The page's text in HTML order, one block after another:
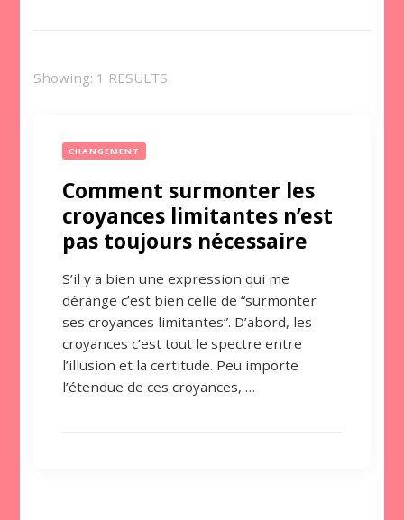
Showing: 1 RESULTS
CHANGEMENT
Comment surmonter les
croyances limitantes n’est
pas toujours nécessaire
S’il y a bien une expression qui me
dérange c’est bien celle de “surmonter
ses croyances limitantes”. D’abord, les
croyances c’est tout le spectre entre
l’illusion et la certitude. Peu importe
l’étendue de ces croyances, …